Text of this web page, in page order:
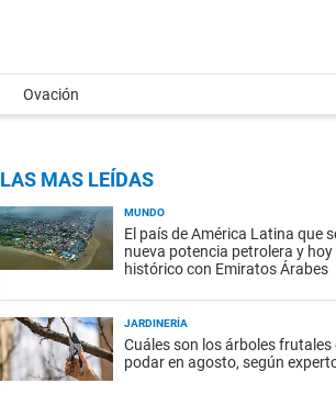
Ovación
LAS MAS LEÍDAS
MUNDO
El país de América Latina que
nueva potencia petrolera y
histórico con Emiratos Árabes
JARDINERÍA
Cuáles son los árboles frutales
podar en agosto, según